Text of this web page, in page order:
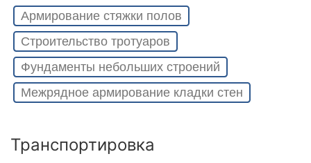
Армирование стяжки полов
Строительство тротуаров
Фундаменты небольших строений
Межрядное армирование кладки стен
Транспортировка